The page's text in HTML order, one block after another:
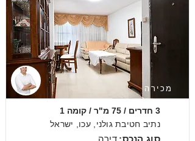
מכירה
3 חדרים / 75 מ"ר / קומה 1
נתיב חטיבת גולני, עכו, ישראל
דירה סוג הנכס: